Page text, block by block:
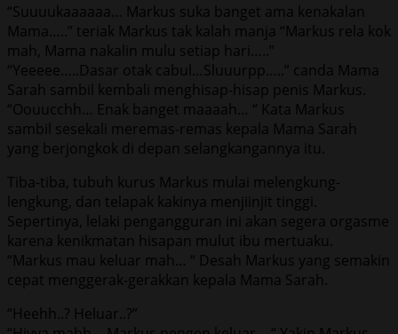
“Suuuukaaaaaa… Markus suka banget ama kenakalan
Mama…..” teriak Markus tak kalah manja “Markus rela kok
mah, Mama nakalin mulu setiap hari…..”
“Yeeeee…..Dasar otak cabul…Sluuurpp…..” canda Mama
Sarah sambil kembali menghisap-hisap penis Markus.
“Oouucchh… Enak banget maaaah… “ Kata Markus
sambil sesekali meremas-remas kepala Mama Sarah
yang berjongkok di depan selangkangannya itu.
Tiba-tiba, tubuh kurus Markus mulai melengkung-
lengkung, dan telapak kakinya menjiinjit tinggi.
Sepertinya, lelaki pengangguran ini akan segera orgasme
karena kenikmatan hisapan mulut ibu mertuaku.
“Markus mau keluar mah… “ Desah Markus yang semakin
cepat menggerak-gerakkan kepala Mama Sarah.
“Heehh..? Heluar..?”